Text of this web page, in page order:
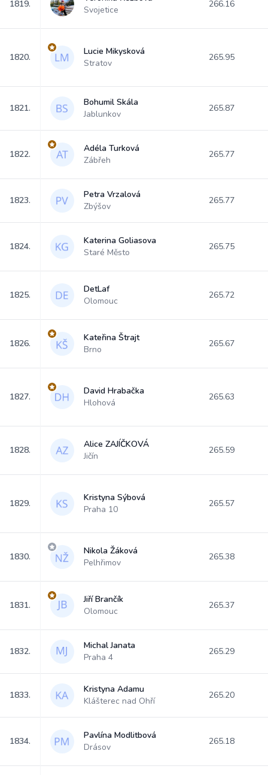
1819.
Svojetice
266.16
1820.
Lucie Mikysková
Stratov
265.95
1821.
Bohumil Skála
Jablunkov
265.87
1822.
Adéla Turková
Zábřeh
265.77
1823.
Petra Vrzalová
Zbýšov
265.77
1824.
Katerina Goliasova
Staré Město
265.75
1825.
DetLaf
Olomouc
265.72
1826.
Kateřina Štrajt
Brno
265.67
1827.
David Hrabačka
Hlohová
265.63
1828.
Alice ZAJÍČKOVÁ
Jičín
265.59
1829.
Kristyna Sýbová
Praha 10
265.57
1830.
Nikola Žáková
Pelhřimov
265.38
1831.
Jiří Brančík
Olomouc
265.37
1832.
Michal Janata
Praha 4
265.29
1833.
Kristyna Adamu
Klášterec nad Ohří
265.20
1834.
Pavlína Modlitbová
Drásov
265.18